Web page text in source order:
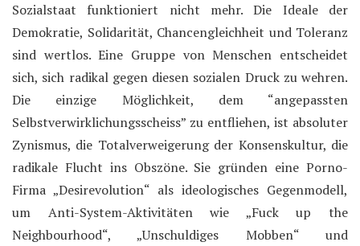
Sozialstaat funktioniert nicht mehr. Die Ideale der
Demokratie, Solidarität, Chancengleichheit und Toleranz
sind wertlos. Eine Gruppe von Menschen entscheidet
sich, sich radikal gegen diesen sozialen Druck zu wehren.
Die einzige Möglichkeit, dem “angepassten
Selbstverwirklichungsscheiss” zu entfliehen, ist absoluter
Zynismus, die Totalverweigerung der Konsenskultur, die
radikale Flucht ins Obszöne. Sie gründen eine Porno-
Firma „Desirevolution“ als ideologisches Gegenmodell,
um Anti-System-Aktivitäten wie „Fuck up the
Neighbourhood“, „Unschuldiges Mobben“ und